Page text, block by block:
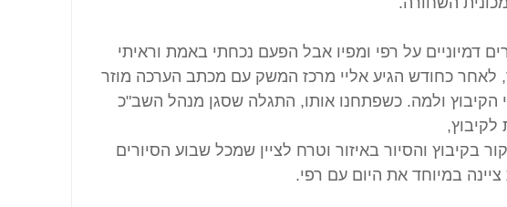
דמיוניים על רפי ומפיו אבל הפעם נכחתי באמת וראיתי
לאחר כחודש הגיע אליי מרכז המשק עם מכתב הערכה מוזר
הקיבוץ ולמה. כשפתחנו אותו, התגלה שסגן מנהל השב"כ
לקיבוץ,
בקיבוץ והסיור באיזור וטרח לציין שמכל שבוע הסיורים
במיוחד את היום עם רפי.